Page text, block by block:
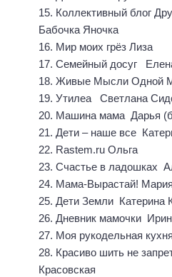
15. Коллективный блог
Бабочка Яночка
16. Мир моих грёз Лиза
17. Семейный досуг
18. Живые Мысли Одной
19. Утилеа Светлана
20. Машина мама Дарья
21. Дети – наше все
22. Rastem.ru Ольга
23. Счастье в ладошках
24. Мама-Вырастай! Мария
25. Дети Земли Катерина
26. Дневник мамочки
27. Моя рукодельная
28. Красиво шить не
Красовская